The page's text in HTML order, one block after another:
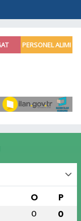
O P
0 0